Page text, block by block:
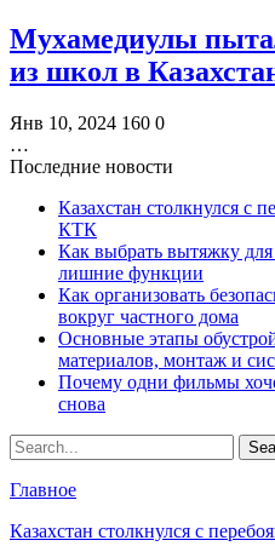
Мухамедиулы
из школ в
Янв 10, 2024 160 0
…
Последние новости
Казахстан столкнулся с
КТК
Как выбрать вытяжку
лишние функции
Как организовать
вокруг частного дома
Основные этапы
материалов, монтаж и
Почему одни фильмы
снова
Главное
Казахстан столкнулся с